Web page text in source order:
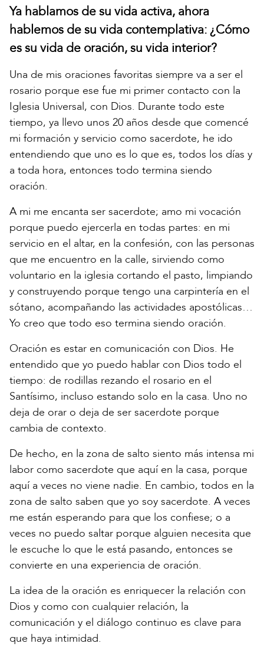
Ya hablamos de su vida activa, ahora
hablemos de su vida contemplativa: ¿Cómo
es su vida de oración, su vida interior?
Una de mis oraciones favoritas siempre va a ser el
rosario porque ese fue mi primer contacto con la
Iglesia Universal, con Dios. Durante todo este
tiempo, ya llevo unos 20 años desde que comencé
mi formación y servicio como sacerdote, he ido
entendiendo que uno es lo que es, todos los días y
a toda hora, entonces todo termina siendo
oración.
A mi me encanta ser sacerdote; amo mi vocación
porque puedo ejercerla en todas partes: en mi
servicio en el altar, en la confesión, con las personas
que me encuentro en la calle, sirviendo como
voluntario en la iglesia cortando el pasto, limpiando
y construyendo porque tengo una carpintería en el
sótano, acompañando las actividades apostólicas…
Yo creo que todo eso termina siendo oración.
Oración es estar en comunicación con Dios. He
entendido que yo puedo hablar con Dios todo el
tiempo: de rodillas rezando el rosario en el
Santísimo, incluso estando solo en la casa. Uno no
deja de orar o deja de ser sacerdote porque
cambia de contexto.
De hecho, en la zona de salto siento más intensa mi
labor como sacerdote que aquí en la casa, porque
aquí a veces no viene nadie. En cambio, todos en la
zona de salto saben que yo soy sacerdote. A veces
me están esperando para que los confiese; o a
veces no puedo saltar porque alguien necesita que
le escuche lo que le está pasando, entonces se
convierte en una experiencia de oración.
La idea de la oración es enriquecer la relación con
Dios y como con cualquier relación, la
comunicación y el diálogo continuo es clave para
que haya intimidad.